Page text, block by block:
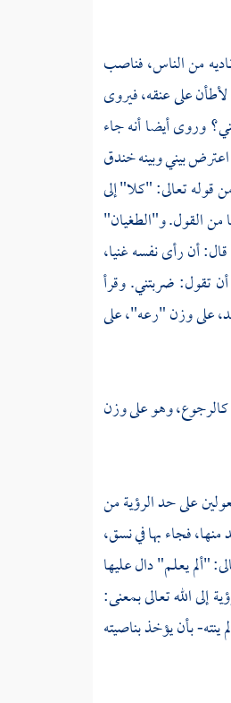
من الناس، فناصب
لأطأن على عنقه، فيروى
وروى أيضا أنه جاء
بيني وبينه خندق
قوله تعالى: "كلا" إلى
من القول. و"الطغيان"
أن رأى نفسه غنيا،
تقول: ضربتني. وقرأ
على وزن "رعه"، على
وهو على وزن
على حد الرؤية من
فجاء بها في نسق،
"ألم يعلم" دال عليها
إلى الله تعالى بمعنى:
بأن يؤخذ بناصيته